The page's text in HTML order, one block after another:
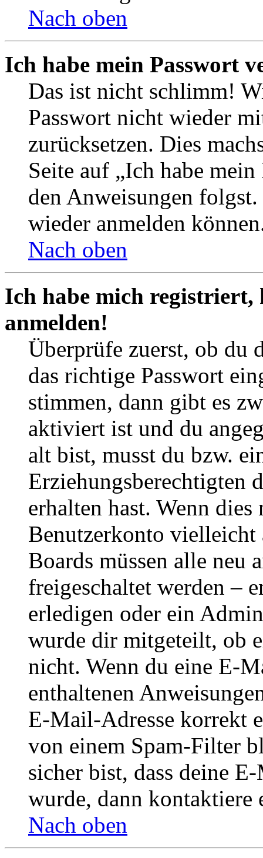
Nach oben
Ich habe mein Passwort
Das ist nicht schlimm!
Passwort nicht wieder
zurücksetzen. Dies
Seite auf „Ich habe
den Anweisungen
wieder anmelden
Nach oben
Ich habe mich
anmelden!
Überprüfe zuerst, ob du
das richtige Passwort
stimmen, dann gibt es
aktiviert ist und du
alt bist, musst du bzw.
Erziehungsberechtigten
erhalten hast. Wenn
Benutzerkonto
Boards müssen alle neu
freigeschaltet werden –
erledigen oder ein
wurde dir mitgeteilt, ob
nicht. Wenn du eine E-
enthaltenen
E-Mail-Adresse korrekt
von einem Spam-Filter
sicher bist, dass deine
wurde, dann kontaktiere
Nach oben